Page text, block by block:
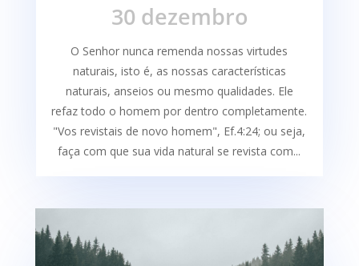
30 dezembro
O Senhor nunca remenda nossas virtudes
naturais, isto é, as nossas características
naturais, anseios ou mesmo qualidades. Ele
refaz todo o homem por dentro completamente.
"Vos revistais de novo homem", Ef.4:24; ou seja,
faça com que sua vida natural se revista com...